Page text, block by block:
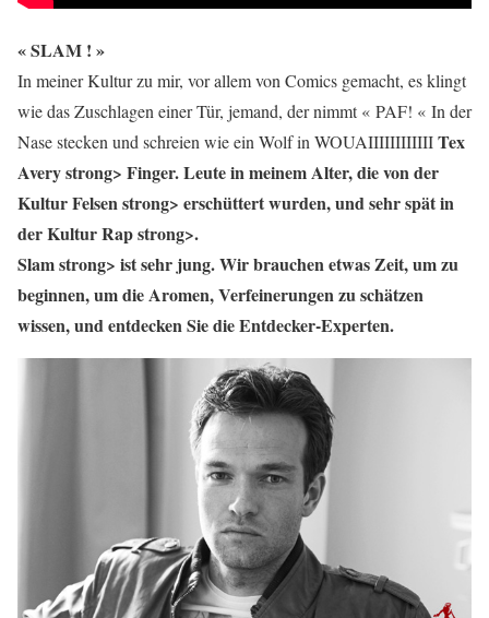
« SLAM ! »
In meiner Kultur zu mir, vor allem von Comics gemacht, es klingt
wie das Zuschlagen einer Tür, jemand, der nimmt « PAF! « In der
Nase stecken und schreien wie ein Wolf in WOUAIIIIIIIIIIIITex
Avery strong> Finger. Leute in meinem Alter, die von der
KulturFelsen strong> erschüttert wurden, und sehr spät in
der KulturRap strong>.
Slam strong> ist sehr jung. Wir brauchen etwas Zeit, um zu
beginnen, um die Aromen, Verfeinerungen zu schätzen
wissen, und entdecken Sie die Entdecker-Experten.